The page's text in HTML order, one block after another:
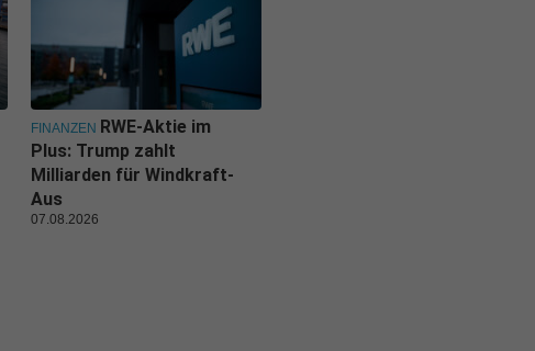
FINANZEN RWE-Aktie im
Plus: Trump zahlt
Milliarden für Windkraft-
Aus
07.08.2026